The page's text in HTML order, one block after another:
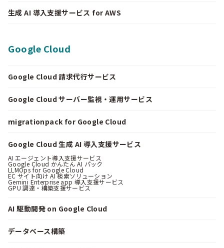
生成 AI 導入支援サービス for AWS
Google Cloud
Google Cloud 請求代行サービス
Google Cloud サーバー監視・運用サービス
migrationpack for Google Cloud
Google Cloud 生成 AI 導入支援サービス
AI エージェント導入支援サービス
Google Cloud かんたん AI パック
LLMOps for Google Cloud
EC サイト向け AI 検索ソリューション
Gemini Enterprise app 導入支援サービス
GPU 調達・構築支援サービス
AI 駆動開発 on Google Cloud
データベース構築